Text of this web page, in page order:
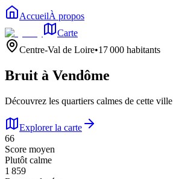
AccueilÀ propos
Carte
Centre-Val de Loire•17 000 habitants
Bruit à Vendôme
Découvrez les quartiers calmes de cette ville
Explorer la carte
66
Score moyen
Plutôt calme
1 859